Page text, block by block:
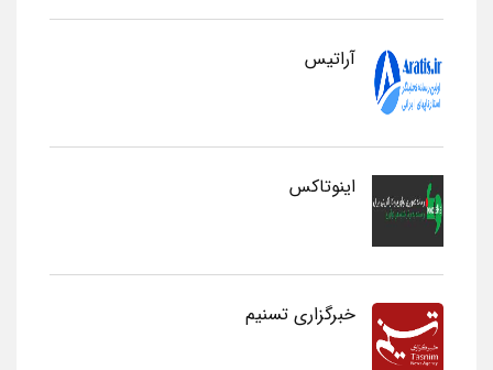
آراتیس
اینوتاکس
خبرگزاری تسنیم